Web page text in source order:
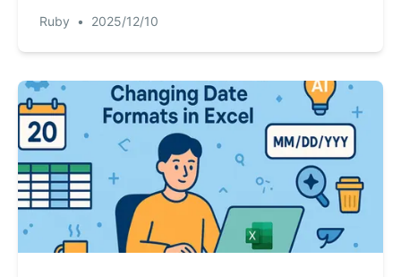
para Excel, como RowSpeak, puede
automatizar tareas de formato complejas en
natural.
Ruby • 2025/12/10